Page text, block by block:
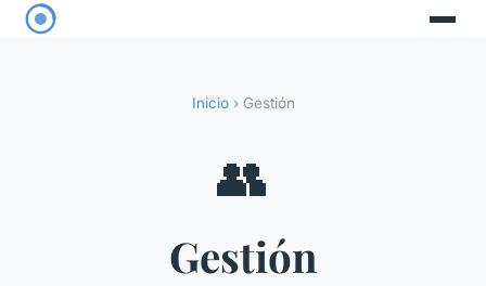
Inicio› Gestión
👥
Gestión